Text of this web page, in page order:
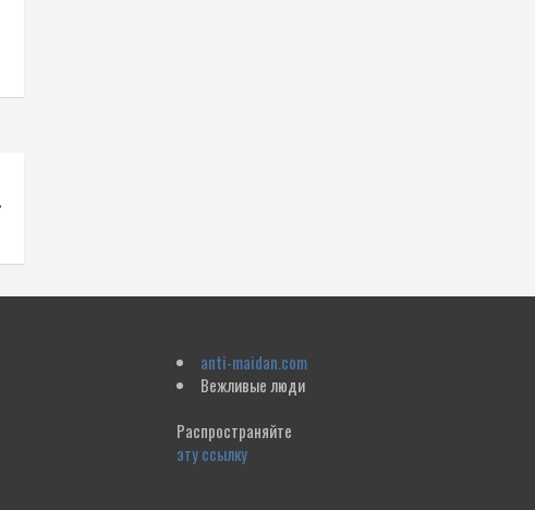
anti-maidan.com
Вежливые люди
Распространяйте
эту ссылку